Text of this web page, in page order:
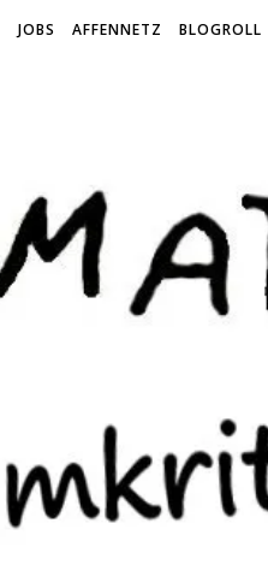
JOBS AFFENNETZ BLOGROLL